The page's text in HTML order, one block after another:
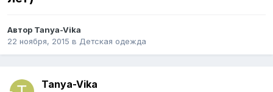
Автор Tanya-Vika
22 ноября, 2015 в Детская одежда
Tanya-Vika